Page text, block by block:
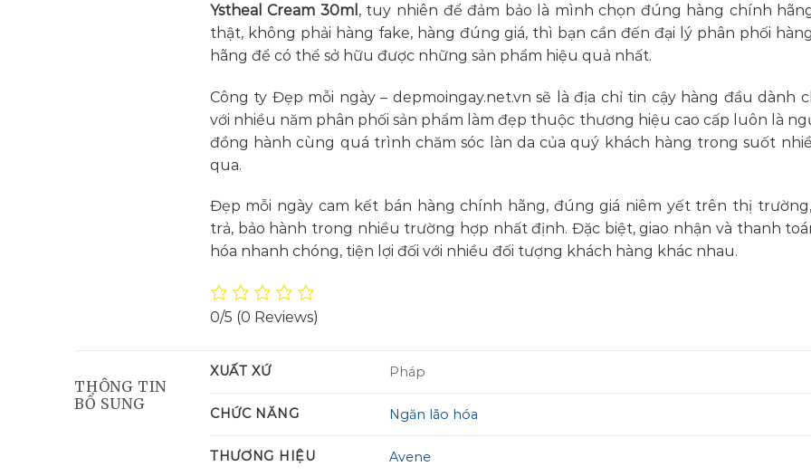
Ystheal Cream 30ml , tuy nhiên để đảm bảo là mình chọn đúng hàng chính
thật, không phải hàng fake, hàng đúng giá, thì bạn cần đến đại lý phân phối
hãng để có thể sở hữu được những sản phẩm hiệu quả nhất.
Công ty Đẹp mỗi ngày – depmoingay.net.vn sẽ là địa chỉ tin cậy hàng đầu dành
với nhiều năm phân phối sản phẩm làm đẹp thuộc thương hiệu cao cấp luôn là
đồng hành cùng quá trình chăm sóc làn da của quý khách hàng trong suốt
qua.
Đẹp mỗi ngày cam kết bán hàng chính hãng, đúng giá niêm yết trên thị
trả, bảo hành trong nhiều trường hợp nhất định. Đặc biệt, giao nhận và thanh
hóa nhanh chóng, tiện lợi đối với nhiều đối tượng khách hàng khác nhau.
0/5 (0 Reviews)
THÔNG TIN
BỔ SUNG
XUẤT XỨ Pháp
CHỨC NĂNG Ngăn lão hóa
THƯƠNG HIỆU Avene